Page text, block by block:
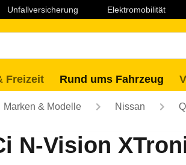
Unfallversicherung Elektromobilität
Freizeit Rund ums Fahrzeug
Marken & Modelle Nissan
N-Vision